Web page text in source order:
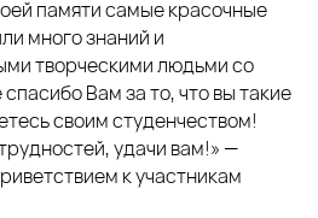
памяти самые красочные
много знаний и
творческими людьми со
Вам за то, что вы такие
своим студенчеством!
удачи вам!» —
к участникам